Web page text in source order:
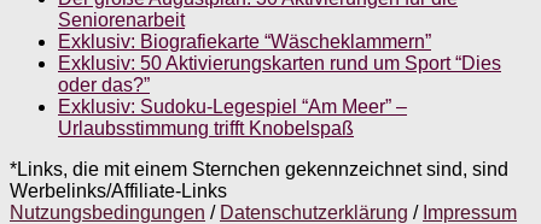
Seniorenarbeit
Exklusiv: Biografiekarte “Wäscheklammern”
Exklusiv: 50 Aktivierungskarten rund um Sport “Dies
oder das?”
Exklusiv: Sudoku-Legespiel “Am Meer” –
Urlaubsstimmung trifft Knobelspaß
*Links, die mit einem Sternchen gekennzeichnet sind, sind
Werbelinks/Affiliate-Links
Nutzungsbedingungen / Datenschutzerklärung / Impressum